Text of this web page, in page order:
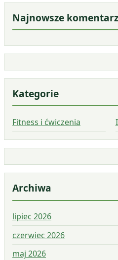
Najnowsze
Kategorie
Fitness i ćwiczenia
Archiwa
lipiec 2026
czerwiec 2026
maj 2026